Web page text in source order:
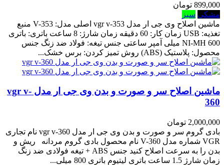
899,000 تومان
مشکی سبز
ماشین اصلاح وی جی ار مدل vgr v-353 اصلی مدل: V-353 منبع
تغذیه: USB زمان کار: 60 دقیقه زمان شارژ: 8 ساعت باتری: باتری
NI-MH 600 میلی آمپر ساعتی جنس تیغه: فولاد ضد زنگ جنس
محصول: پلاستیک (ABS) روش تمیز کردن: برس خشک...
ماشین اصلاح سر و صورت و بدن وی جی ار مدل vgr v-
360
2,000,000 تومان
بادی گروم سر و صورت و بدن وی جی ار مدل vgr v-360 نام تجاری
VGR شماره مدل V-360 نام محصول بادی گروم مردانه ریش و
بدن را به سرعت اصلاح کنید جنس ABS + تیغه فولادی ضد زنگ
زمان شارژ 1.5 ساعت باتری لیتیوم باتری 800 میلی...